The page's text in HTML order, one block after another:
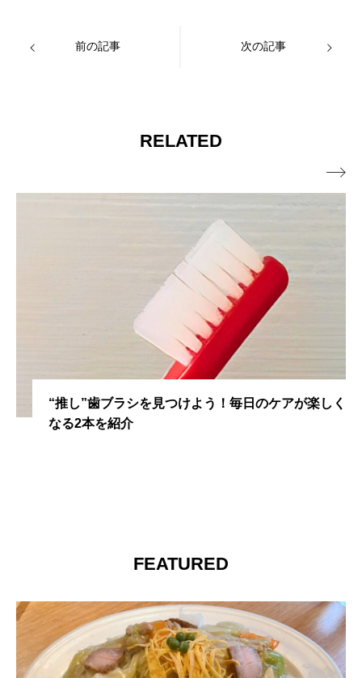
前の記事 次の記事
RELATED
“推し”歯ブラシを見つけよう！毎日のケアが楽しく
なる2本を紹介

FEATURED